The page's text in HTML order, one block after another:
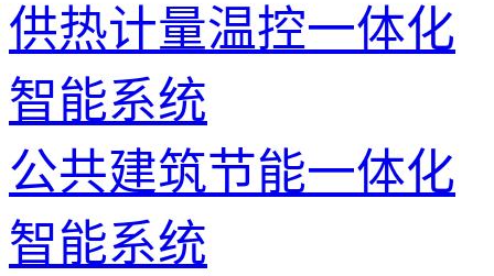
供热计量温控一体化
智能系统
公共建筑节能一体化
智能系统